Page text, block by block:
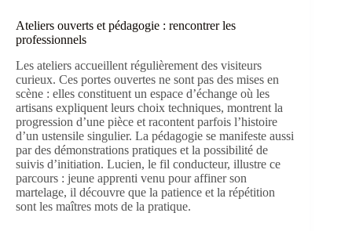
Ateliers ouverts et pédagogie : rencontrer les
professionnels
Les ateliers accueillent régulièrement des visiteurs
curieux. Ces portes ouvertes ne sont pas des mises en
scène : elles constituent un espace d’échange où les
artisans expliquent leurs choix techniques, montrent la
progression d’une pièce et racontent parfois l’histoire
d’un ustensile singulier. La pédagogie se manifeste aussi
par des démonstrations pratiques et la possibilité de
suivis d’initiation. Lucien, le fil conducteur, illustre ce
parcours : jeune apprenti venu pour affiner son
martelage, il découvre que la patience et la répétition
sont les maîtres mots de la pratique.